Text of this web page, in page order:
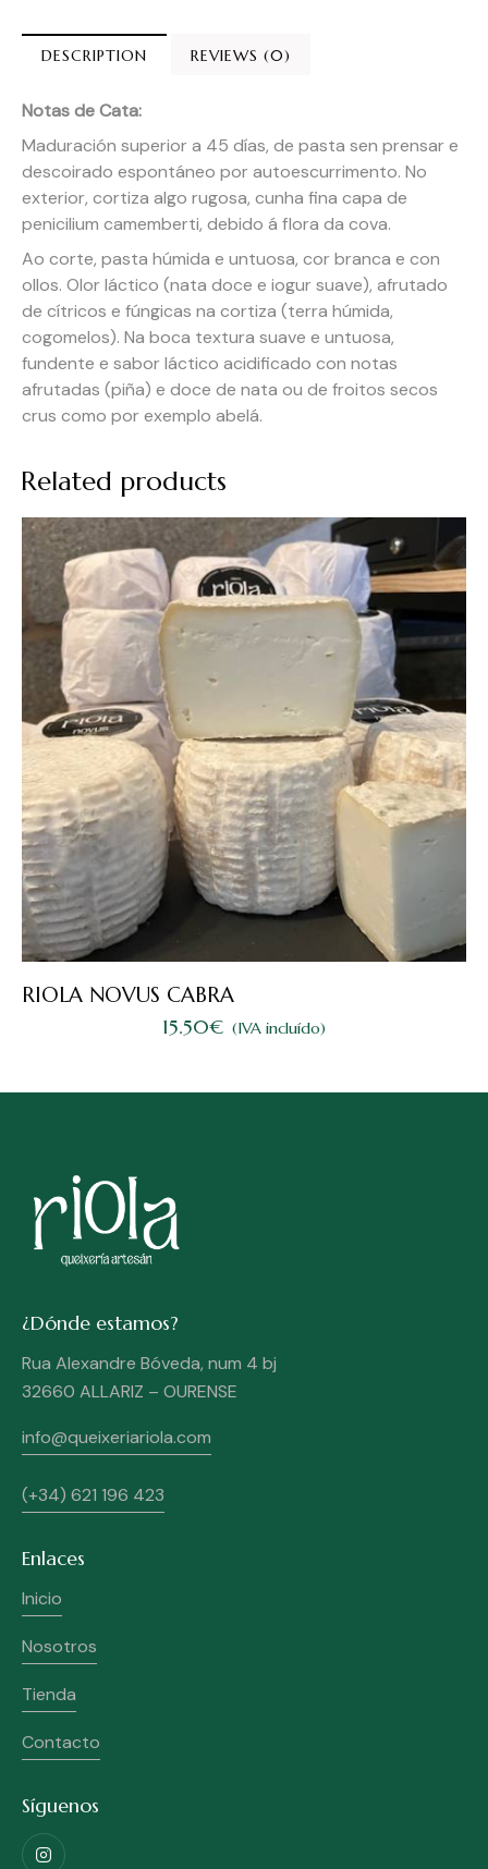
DESCRIPTION REVIEWS (0)
Notas de Cata:
Maduración superior a 45 días, de pasta sen prensar e
descoirado espontáneo por autoescurrimento. No
exterior, cortiza algo rugosa, cunha fina capa de
penicilium camemberti, debido á flora da cova.
Ao corte, pasta húmida e untuosa, cor branca e con
ollos. Olor láctico (nata doce e iogur suave), afrutado
de cítricos e fúngicas na cortiza (terra húmida,
cogomelos). Na boca textura suave e untuosa,
fundente e sabor láctico acidificado con notas
afrutadas (piña) e doce de nata ou de froitos secos
crus como por exemplo abelá.
Related products
RIOLA NOVUS CABRA
15.50€ (IVA incluído)
¿Dónde estamos?
Rua Alexandre Bóveda, num 4 bj
32660 ALLARIZ – OURENSE
info@queixeriariola.com
(+34) 621 196 423
Enlaces
Inicio
Nosotros
Tienda
Contacto
Síguenos